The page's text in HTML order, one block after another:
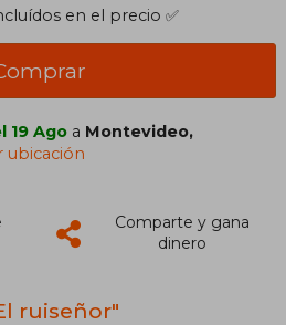
en el precio ✅
19 Ago a Montevideo,
ubicación
Comparte y gana
dinero
ruiseñor"